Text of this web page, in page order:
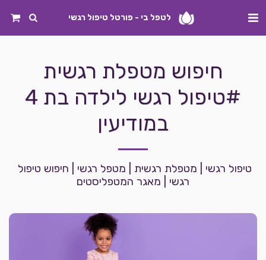
לטפל בי - פורטל טיפול רגשי
חיפוש מטפלת רגשית
#טיפול רגשי לילדה בת 4
במודיעין
רגשי | מאגר המטפליסטים